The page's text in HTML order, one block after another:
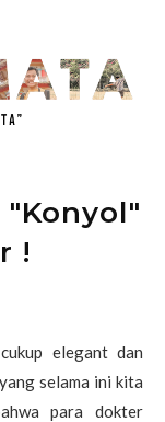
"Konyol"
!
elegant dan
selama ini kita
para dokter